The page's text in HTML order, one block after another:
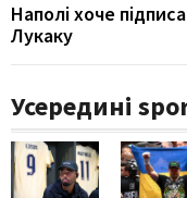
Наполі хоче
Лукаку
Усередині